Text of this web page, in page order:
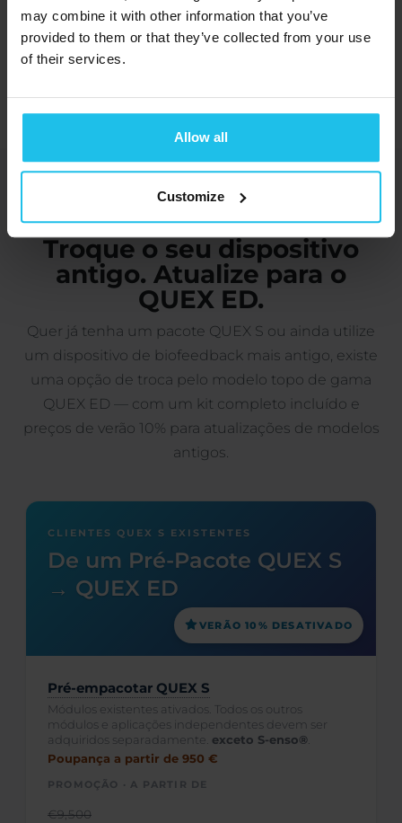
may combine it with other information that you’ve
provided to them or that they’ve collected from your use
of their services.
Allow all
Customize
Reserve este pacote
Saiba mais sobre o QUEX S
Troque o seu dispositivo
antigo. Atualize para o
QUEX ED.
Quer já tenha um pacote QUEX S ou ainda utilize
um dispositivo de biofeedback mais antigo, existe
uma opção de troca pelo modelo topo de gama
QUEX ED — com um kit completo incluído e
preços de verão 10% para atualizações de modelos
antigos.
CLIENTES QUEX S EXISTENTES
De um Pré-Pacote QUEX S
→ QUEX ED
VERÃO 10% DESATIVADO
Pré-empacotar QUEX S
Módulos existentes ativados. Todos os outros
módulos e aplicações independentes devem ser
adquiridos separadamente. exceto S-enso®.
Poupança a partir de 950 €
PROMOÇÃO · A PARTIR DE
€9,500